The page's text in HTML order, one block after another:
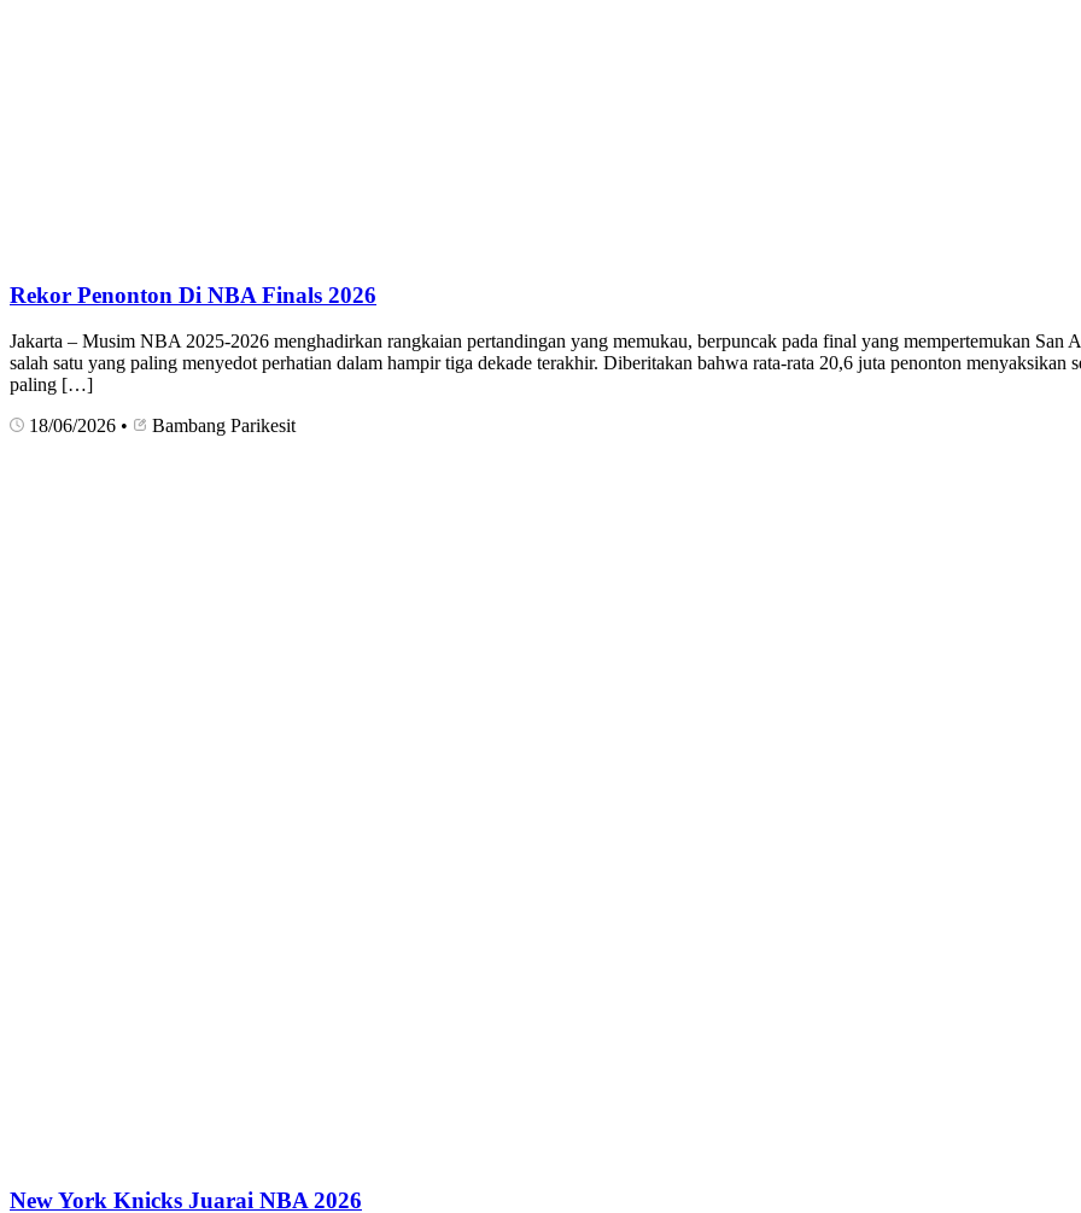
Rekor Penonton Di NBA Finals 2026
Jakarta – Musim NBA 2025-2026 menghadirkan rangkaian pertandingan yang memukau, berpuncak pada final yang mempertemukan
salah satu yang paling menyedot perhatian dalam hampir tiga dekade terakhir. Diberitakan bahwa rata-rata 20,6 juta penonton
paling […]
18/06/2026 • Bambang Parikesit
New York Knicks Juarai NBA 2026